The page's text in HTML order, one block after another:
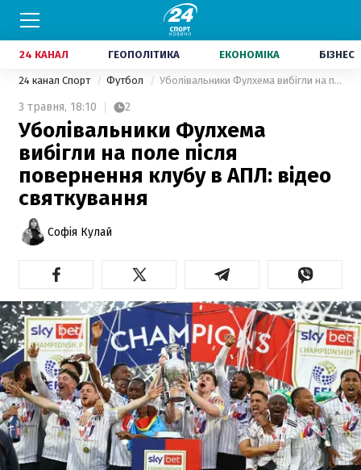
24 КАНАЛ ГЕОПОЛІТИКА ЕКОНОМІКА БІЗНЕС
24 канал Спорт Футбол Уболівальники Фулхема вибігли на поле після повернення клубу в АПЛ: відео святкування
3 травня, 18:10 2
Уболівальники Фулхема
вибігли на поле після
повернення клубу в АПЛ: відео
святкування
Софія Кулай